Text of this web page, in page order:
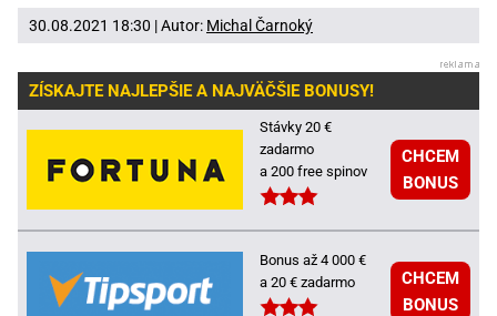
30.08.2021 18:30 | Autor: Michal Čarnoký
ZÍSKAJTE NAJLEPŠIE A NAJVÄČŠIE BONUSY!
Stávky 20 €
zadarmo
a 200 free spinov
CHCEM
BONUS
Bonus až 4 000 €
a 20 € zadarmo
CHCEM
BONUS